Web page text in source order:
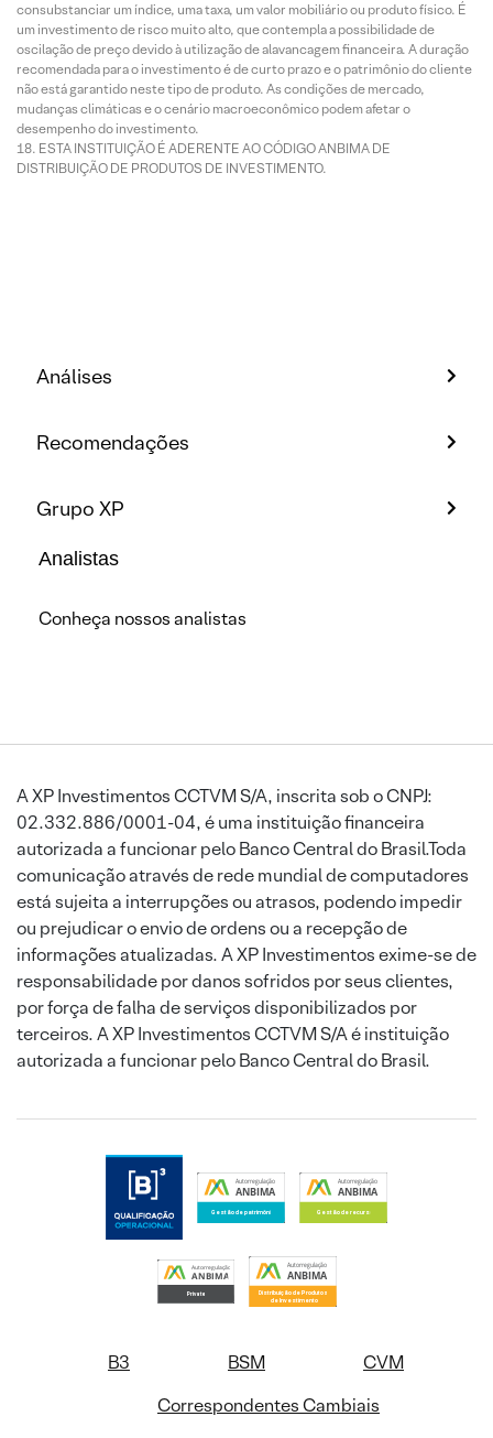
consubstanciar um índice, uma taxa, um valor mobiliário ou produto físico. É
um investimento de risco muito alto, que contempla a possibilidade de
oscilação de preço devido à utilização de alavancagem financeira. A duração
recomendada para o investimento é de curto prazo e o patrimônio do cliente
não está garantido neste tipo de produto. As condições de mercado,
mudanças climáticas e o cenário macroeconômico podem afetar o
desempenho do investimento.
ESTA INSTITUIÇÃO É ADERENTE AO CÓDIGO ANBIMA DE
DISTRIBUIÇÃO DE PRODUTOS DE INVESTIMENTO.
Análises
Recomendações
Grupo XP
Analistas
Conheça nossos analistas
A XP Investimentos CCTVM S/A, inscrita sob o CNPJ:
02.332.886/0001-04, é uma instituição financeira
autorizada a funcionar pelo Banco Central do Brasil.Toda
comunicação através de rede mundial de computadores
está sujeita a interrupções ou atrasos, podendo impedir
ou prejudicar o envio de ordens ou a recepção de
informações atualizadas. A XP Investimentos exime-se de
responsabilidade por danos sofridos por seus clientes,
por força de falha de serviços disponibilizados por
terceiros. A XP Investimentos CCTVM S/A é instituição
autorizada a funcionar pelo Banco Central do Brasil.
B3 BSM
CVM
Correspondentes Cambiais